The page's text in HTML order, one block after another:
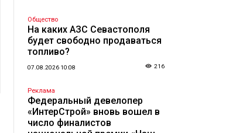
Общество
На каких АЗС Севастополя
будет свободно продаваться
топливо?
07.08.2026 10:08 216
Реклама
Федеральный девелопер
«ИнтерСтрой» вновь вошел в
число финалистов